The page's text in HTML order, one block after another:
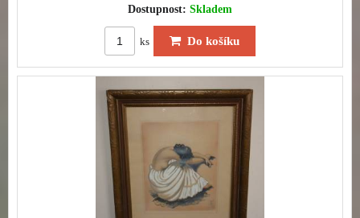
Dostupnost: Skladem
ks Do košíku